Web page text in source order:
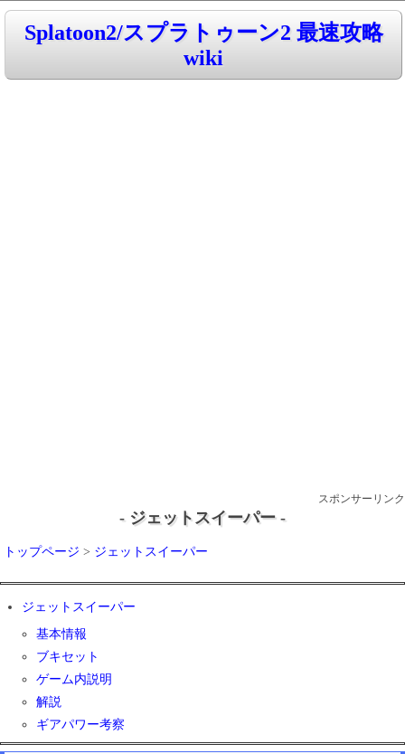
Splatoon2/スプラトゥーン2 最速攻略
wiki
スポンサーリンク
- ジェットスイーパー -
トップページ > ジェットスイーパー
ジェットスイーパー
基本情報
ブキセット
ゲーム内説明
解説
ギアパワー考察